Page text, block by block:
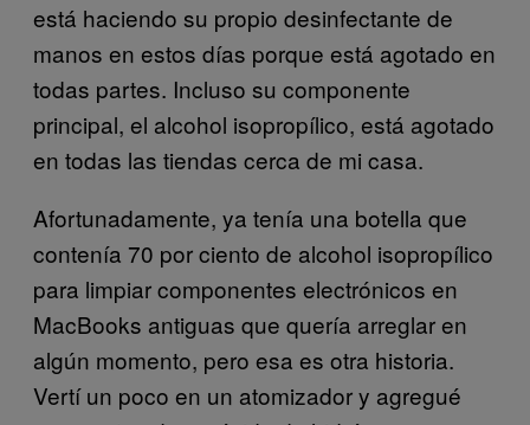
está haciendo su propio desinfectante de
manos en estos días porque está agotado en
todas partes. Incluso su componente
principal, el alcohol isopropílico, está agotado
en todas las tiendas cerca de mi casa.
Afortunadamente, ya tenía una botella que
contenía 70 por ciento de alcohol isopropílico
para limpiar componentes electrónicos en
MacBooks antiguas que quería arreglar en
algún momento, pero esa es otra historia.
Vertí un poco en un atomizador y agregué